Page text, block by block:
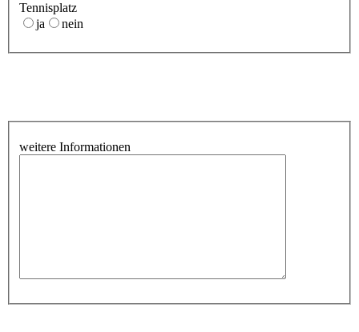
Tennisplatz
ja
nein
weitere Informationen